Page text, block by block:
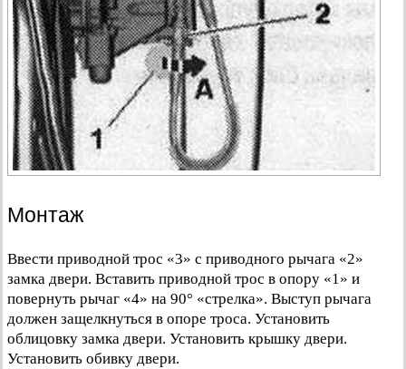
Монтаж
Ввести приводной трос «3» с приводного рычага «2»
замка двери. Вставить приводной трос в опору «1» и
повернуть рычаг «4» на 90° «стрелка». Выступ рычага
должен защелкнуться в опоре троса. Установить
облицовку замка двери. Установить крышку двери.
Установить обивку двери.